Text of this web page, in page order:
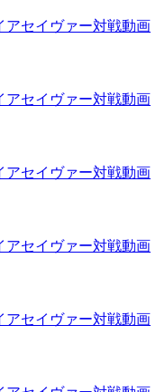
アセイヴァー対戦動画
アセイヴァー対戦動画
アセイヴァー対戦動画
アセイヴァー対戦動画
アセイヴァー対戦動画